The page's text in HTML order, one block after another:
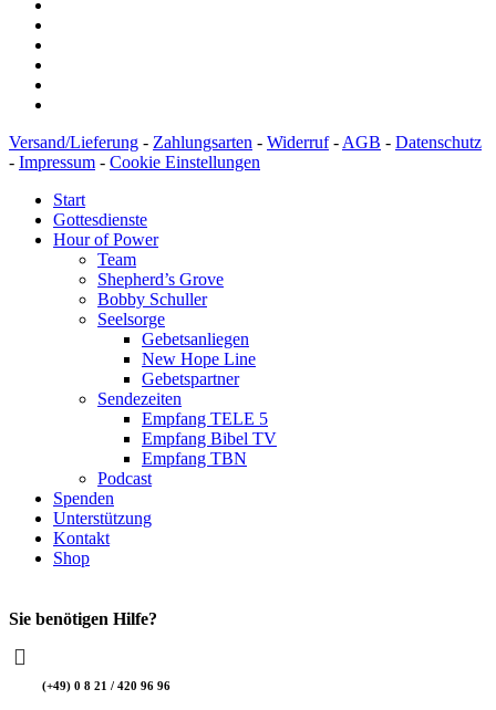
Versand/Lieferung - Zahlungsarten - Widerruf- AGB - Datenschutz
- Impressum - Cookie Einstellungen
Start
Gottesdienste
Hour of Power
Team
Shepherd’s Grove
Bobby Schuller
Seelsorge
Gebetsanliegen
New Hope Line
Gebetspartner
Sendezeiten
Empfang TELE 5
Empfang Bibel TV
Empfang TBN
Podcast
Spenden
Unterstützung
Kontakt
Shop
Sie benötigen Hilfe?
(+49) 0 8 21 / 420 96 96